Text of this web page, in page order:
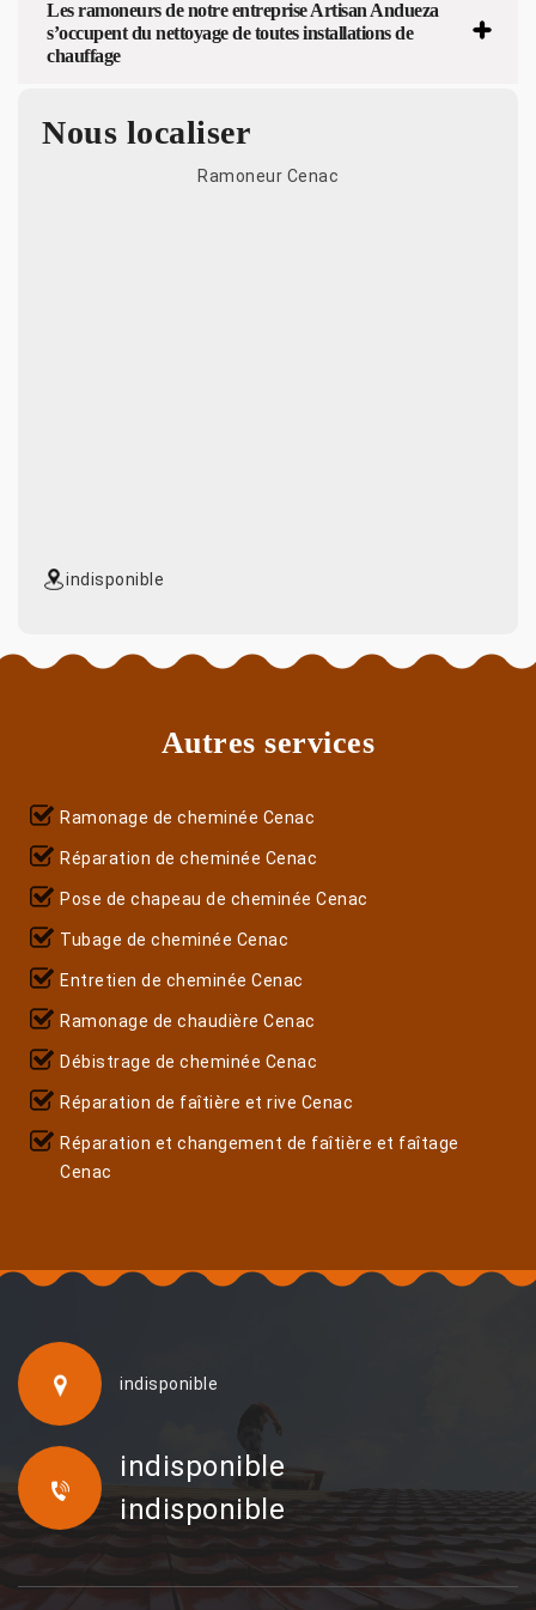
Les ramoneurs de notre entreprise Artisan Andueza
s’occupent du nettoyage de toutes installations de
chauffage
Nous localiser
Ramoneur Cenac
indisponible
Autres services
Ramonage de cheminée Cenac
Réparation de cheminée Cenac
Pose de chapeau de cheminée Cenac
Tubage de cheminée Cenac
Entretien de cheminée Cenac
Ramonage de chaudière Cenac
Débistrage de cheminée Cenac
Réparation de faîtière et rive Cenac
Réparation et changement de faîtière et faîtage
Cenac
indisponible
indisponible
indisponible